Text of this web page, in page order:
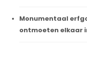
Monumentaal
ontmoeten elkaar